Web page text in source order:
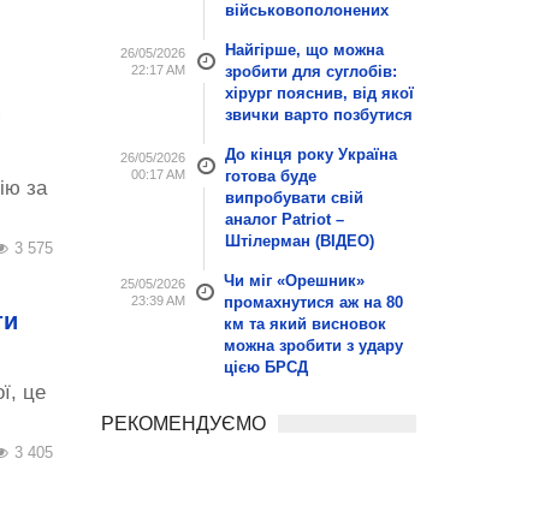
за
3 575
це
3 405
військовополонених
26/05/2026
22:17 AM
Найгірше, що можна
зробити для суглобів:
хірург пояснив, від якої
звички варто позбутися
26/05/2026
00:17 AM
До кінця року Україна
готова буде
випробувати свій
аналог Patriot –
Штілерман (ВІДЕО)
25/05/2026
23:39 AM
Чи міг «Орешник»
промахнутися аж на 80
км та який висновок
можна зробити з удару
цією БРСД
РЕКОМЕНДУЄМО